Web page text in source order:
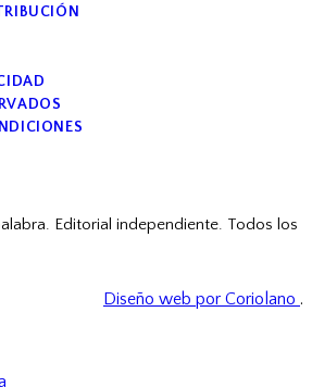
Editorial independiente. Todos los
Diseño web por Coriolano .